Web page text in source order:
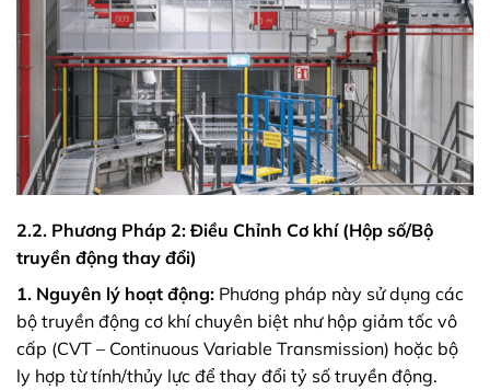
2.2. Phương Pháp 2: Điều Chỉnh Cơ khí (Hộp số/Bộ
truyền động thay đổi)
1. Nguyên lý hoạt động: Phương pháp này sử dụng các
bộ truyền động cơ khí chuyên biệt như hộp giảm tốc vô
cấp (CVT – Continuous Variable Transmission) hoặc bộ
ly hợp từ tính/thủy lực để thay đổi tỷ số truyền động.